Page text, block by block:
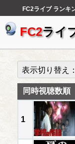
FC2ライブ ランキ
FC2ライ
表示切り替え：
同時視聴数順
1